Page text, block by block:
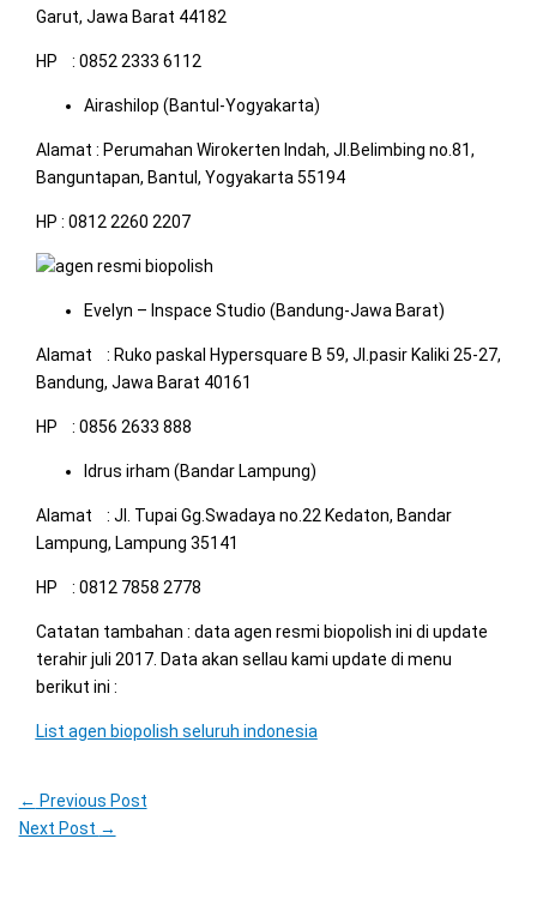
Garut, Jawa Barat 44182
HP : 0852 2333 6112
Airashilop (Bantul-Yogyakarta)
Alamat : Perumahan Wirokerten Indah, Jl.Belimbing no.81,
Banguntapan, Bantul, Yogyakarta 55194
HP : 0812 2260 2207
Evelyn – Inspace Studio (Bandung-Jawa Barat)
Alamat : Ruko paskal Hypersquare B 59, Jl.pasir Kaliki 25-27,
Bandung, Jawa Barat 40161
HP : 0856 2633 888
Idrus irham (Bandar Lampung)
Alamat : Jl. Tupai Gg.Swadaya no.22 Kedaton, Bandar
Lampung, Lampung 35141
HP : 0812 7858 2778
Catatan tambahan : data agen resmi biopolish ini di update
terahir juli 2017. Data akan sellau kami update di menu
berikut ini :
List agen biopolish seluruh indonesia
← Previous Post
Next Post →